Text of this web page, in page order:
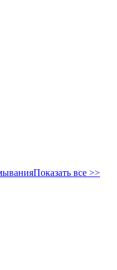
Показать все >>